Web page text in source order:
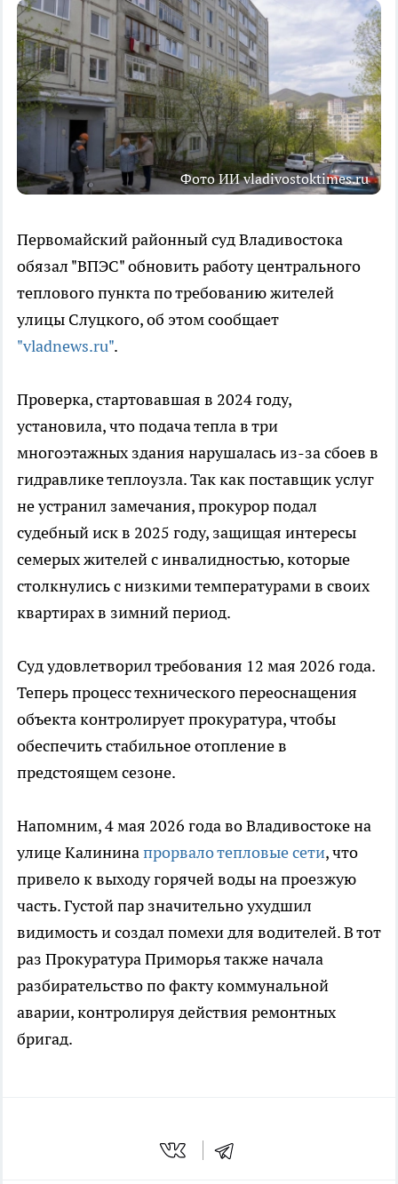
Фото ИИ vladivostoktimes.ru
Первомайский районный суд Владивостока
обязал "ВПЭС" обновить работу центрального
теплового пункта по требованию жителей
улицы Слуцкого, об этом сообщает
"vladnews.ru".
Проверка, стартовавшая в 2024 году,
установила, что подача тепла в три
многоэтажных здания нарушалась из-за сбоев в
гидравлике теплоузла. Так как поставщик услуг
не устранил замечания, прокурор подал
судебный иск в 2025 году, защищая интересы
семерых жителей с инвалидностью, которые
столкнулись с низкими температурами в своих
квартирах в зимний период.
Суд удовлетворил требования 12 мая 2026 года.
Теперь процесс технического переоснащения
объекта контролирует прокуратура, чтобы
обеспечить стабильное отопление в
предстоящем сезоне.
Напомним, 4 мая 2026 года во Владивостоке на
улице Калининапрорвало тепловые сети, что
привело к выходу горячей воды на проезжую
часть. Густой пар значительно ухудшил
видимость и создал помехи для водителей. В тот
раз Прокуратура Приморья также начала
разбирательство по факту коммунальной
аварии, контролируя действия ремонтных
бригад.